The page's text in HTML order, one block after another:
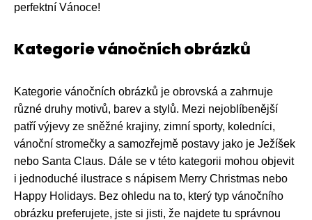
perfektní Vánoce!
Kategorie vánočních obrázků
Kategorie vánočních obrázků je obrovská a zahrnuje
různé druhy motivů, barev a stylů. Mezi nejoblíbenější
patří výjevy ze sněžné krajiny, zimní sporty, koledníci,
vánoční stromečky a samozřejmě postavy jako je Ježíšek
nebo Santa Claus. Dále se v této kategorii mohou objevit
i jednoduché ilustrace s nápisem Merry Christmas nebo
Happy Holidays. Bez ohledu na to, který typ vánočního
obrázku preferujete, jste si jisti, že najdete tu správnou